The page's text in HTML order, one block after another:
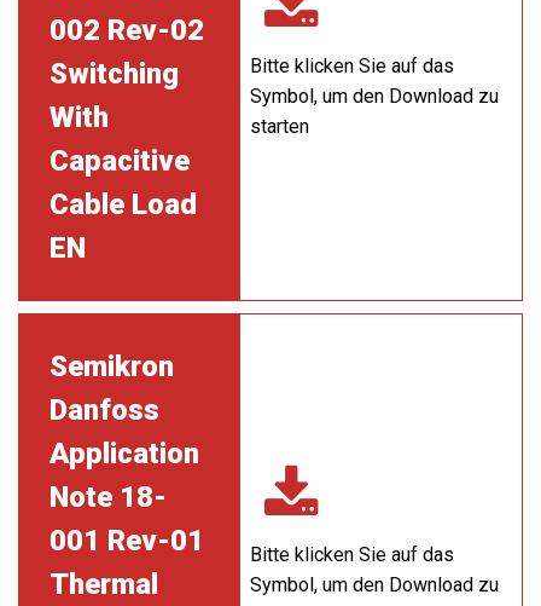
002 Rev-02
Switching
With
Capacitive
Cable Load
EN
Bitte klicken Sie auf das
Symbol, um den Download zu
starten
Semikron
Danfoss
Application
Note 18-
001 Rev-01
Thermal
Bitte klicken Sie auf das
Symbol, um den Download zu